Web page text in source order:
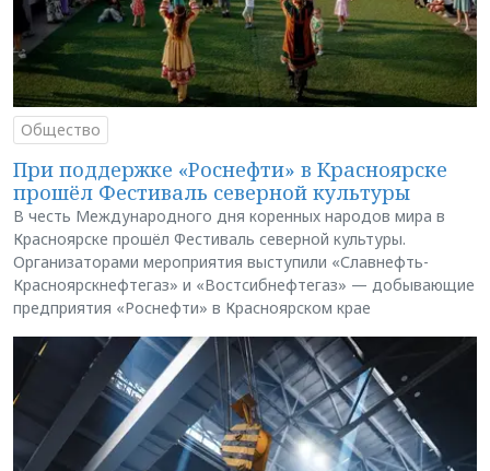
Общество
При поддержке «Роснефти» в Красноярске
прошёл Фестиваль северной культуры
В честь Международного дня коренных народов мира в
Красноярске прошёл Фестиваль северной культуры.
Организаторами мероприятия выступили «Славнефть-
Красноярскнефтегаз» и «Востсибнефтегаз» — добывающие
предприятия «Роснефти» в Красноярском крае